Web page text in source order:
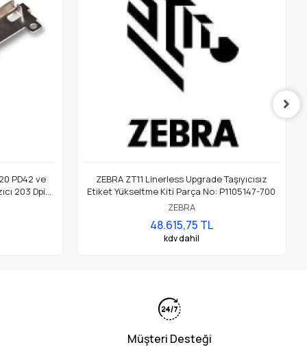
PD42 ve
203 Dpi
ZEBRA ZT11 Linerless Upgrade Taşıyıcısız
Etiket Yükseltme Kiti Parça No: P1105147-700
ZEBRA
48.615,75 TL
kdv dahil
Müşteri Desteği